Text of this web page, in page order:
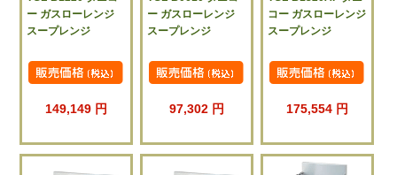
ー ガスローレンジ
スープレンジ
149,149 円
ー ガスローレンジ
スープレンジ
97,302 円
コー ガスローレンジ
スープレンジ
175,554 円